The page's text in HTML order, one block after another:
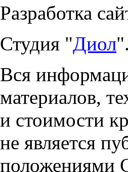
Разработка
Студия "Диол".
Вся
материалов,
и стоимости
не является
положениями